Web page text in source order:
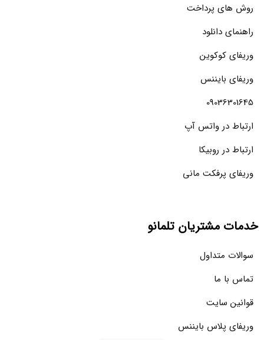
روش های پرداخت
راهنمای دانلود
وریفای کوکوین
وریفای بایننس
09036301645
ارتباط در واتس آپ
ارتباط در روبیکا
وریفای پرفکت مانی
خدمات مشتریان تلمانو
سوالات متداول
تماس با ما
قوانین سایت
وریفای پلاس بایننس